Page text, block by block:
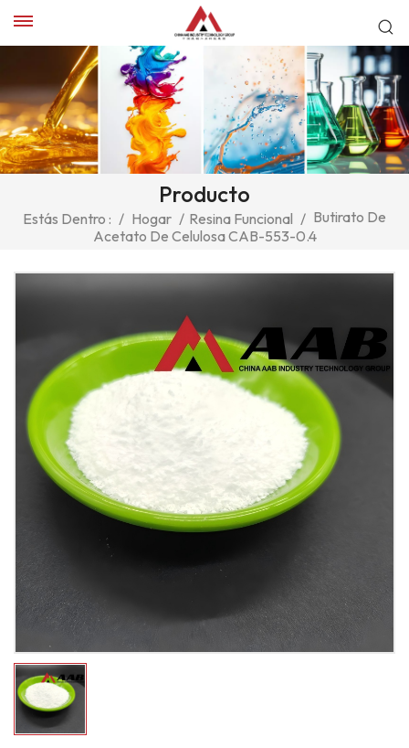
Producto
Estás Dentro : / Hogar / Resina Funcional / Butirato De
Acetato De Celulosa CAB-553-0.4